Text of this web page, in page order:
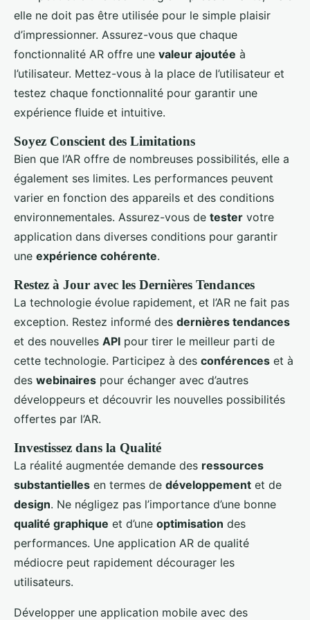
elle ne doit pas être utilisée pour le simple plaisir
d’impressionner. Assurez-vous que chaque
fonctionnalité AR offre une valeur ajoutée à
l’utilisateur. Mettez-vous à la place de l’utilisateur et
testez chaque fonctionnalité pour garantir une
expérience fluide et intuitive.
Soyez Conscient des Limitations
Bien que l’AR offre de nombreuses possibilités, elle a
également ses limites. Les performances peuvent
varier en fonction des appareils et des conditions
environnementales. Assurez-vous de tester votre
application dans diverses conditions pour garantir
une expérience cohérente.
Restez à Jour avec les Dernières Tendances
La technologie évolue rapidement, et l’AR ne fait pas
exception. Restez informé des dernières tendances
et des nouvelles API pour tirer le meilleur parti de
cette technologie. Participez à des conférences et à
des webinaires pour échanger avec d’autres
développeurs et découvrir les nouvelles possibilités
offertes par l’AR.
Investissez dans la Qualité
La réalité augmentée demande des ressources
substantielles en termes de développement et de
design. Ne négligez pas l’importance d’une bonne
qualité graphique et d’une optimisation des
performances. Une application AR de qualité
médiocre peut rapidement décourager les
utilisateurs.
Développer une application mobile avec des